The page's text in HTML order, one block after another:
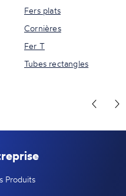
Fers plats
Cornières
Fer T
Tubes rectangles
Produits